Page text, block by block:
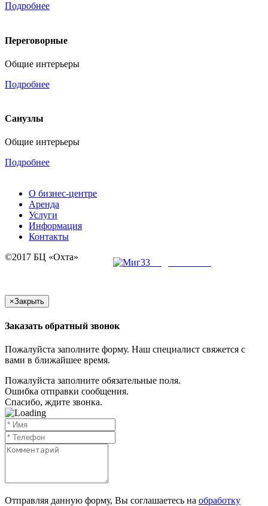
Подробнее
Переговорные
Общие интерьеры
Подробнее
Санузлы
Общие интерьеры
Подробнее
О бизнес-центре
Аренда
Услуги
Информация
Контакты
©2017 БЦ «Охта»
×Закрыть
Заказать обратный звонок
Пожалуйста заполните форму. Наш специалист свяжется с
вами в ближайшее время.
Пожалуйста заполните обязательные поля.
Ошибка отправки сообщения.
Спасибо, ждите звонка.
Отправляя данную форму, Вы соглашаетесь на обработку